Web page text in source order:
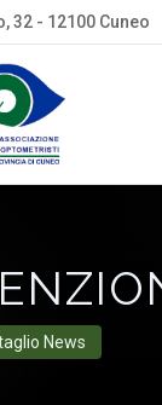
32 - 12100 Cuneo
News